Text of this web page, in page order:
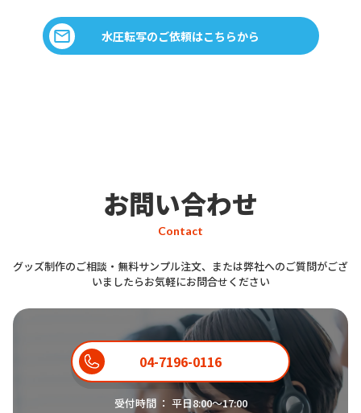
水圧転写のご依頼はこちらから
お問い合わせ
Contact
グッズ制作のご相談・無料サンプル注文、または弊社へのご質問がござ
いましたらお気軽にお問合せください
04-7196-0116
受付時間 ： 平日8:00〜17:00